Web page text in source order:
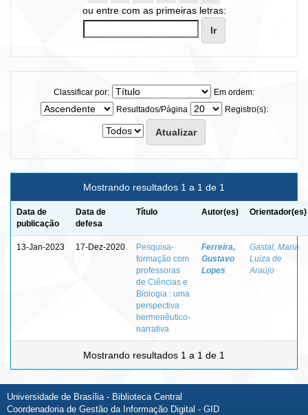
ou entre com as primeiras letras:
Classificar por:
Em ordem:
Resultados/Página
Registro(s):
Mostrando resultados 1 a 1 de 1
Data de
publicação
Data de
defesa
Título Autor(es) Orientador(es)
13-Jan-2023 17-Dez-2020
Pesquisa-
formação com
professoras
de Ciências e
Biologia : uma
perspectiva
hermenêutico-
narrativa
Ferreira,
Gustavo
Lopes
Gastal, Maria
Luiza de
Araújo
Mostrando resultados 1 a 1 de 1
Universidade de Brasília - Biblioteca Central
Coordenadoria de Gestão da Informação Digital - GID